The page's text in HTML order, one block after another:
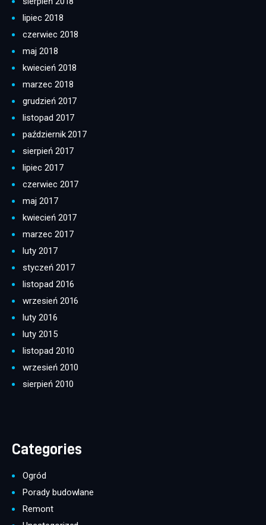
lipiec 2018
czerwiec 2018
maj 2018
kwiecień 2018
marzec 2018
grudzień 2017
listopad 2017
październik 2017
sierpień 2017
lipiec 2017
czerwiec 2017
maj 2017
kwiecień 2017
marzec 2017
luty 2017
styczeń 2017
listopad 2016
wrzesień 2016
luty 2016
luty 2015
listopad 2010
wrzesień 2010
sierpień 2010
Categories
Ogród
Porady budowlane
Remont